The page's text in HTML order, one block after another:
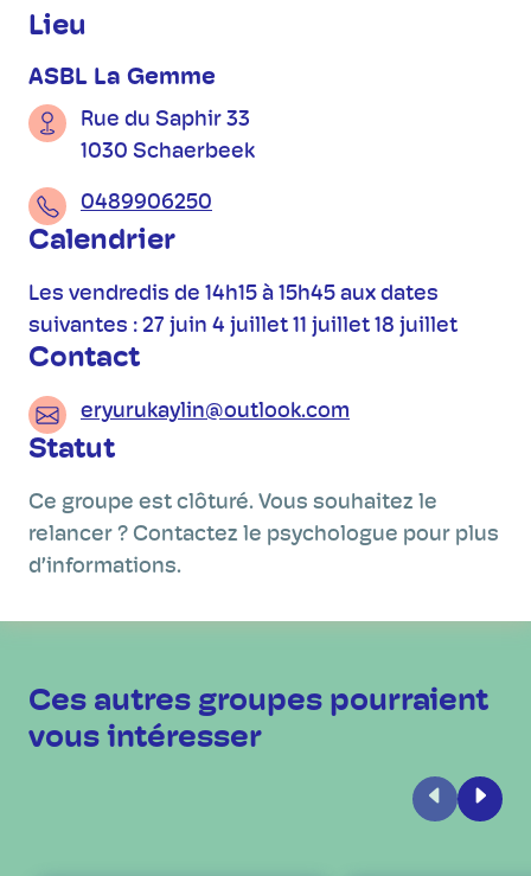
Informations pratiques
Lieu
ASBL La Gemme
Rue du Saphir 33
1030 Schaerbeek
0489906250
Calendrier
Les vendredis de 14h15 à 15h45 aux dates
suivantes : 27 juin 4 juillet 11 juillet 18 juillet
Contact
eryurukaylin@outlook.com
Statut
Ce groupe est clôturé. Vous souhaitez le
relancer ? Contactez le psychologue pour plus
d’informations.
Ces autres groupes pourraient
vous intéresser
Précédent